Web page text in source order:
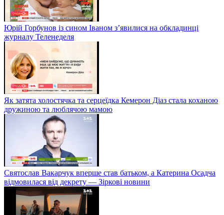
Юрій Горбунов із сином Іваном з’явилися на обкладинці
журналу Теленеделя
Як затята холостячка та серцеїдка Кемерон Діаз стала коханою
дружиною та люблячою мамою
Святослав Вакарчук вперше став батьком, а Катерина Осадча
відмовилася від декрету — Зіркові новини